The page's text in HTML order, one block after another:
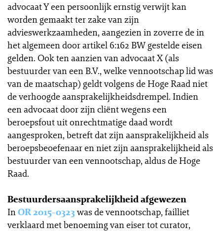
advocaat Y een persoonlijk ernstig verwijt kan
worden gemaakt ter zake van zijn
advieswerkzaamheden, aangezien in zoverre de in
het algemeen door artikel 6:162 BW gestelde eisen
gelden. Ook ten aanzien van advocaat X (als
bestuurder van een B.V., welke vennootschap lid was
van de maatschap) geldt volgens de Hoge Raad niet
de verhoogde aansprakelijkheidsdrempel. Indien
een advocaat door zijn cliënt wegens een
beroepsfout uit onrechtmatige daad wordt
aangesproken, betreft dat zijn aansprakelijkheid als
beroepsbeoefenaar en niet zijn aansprakelijkheid als
bestuurder van een vennootschap, aldus de Hoge
Raad.
Bestuurdersaansprakelijkheid afgewezen
InOR 2015-0323was de vennootschap, failliet
verklaard met benoeming van eiser tot curator,